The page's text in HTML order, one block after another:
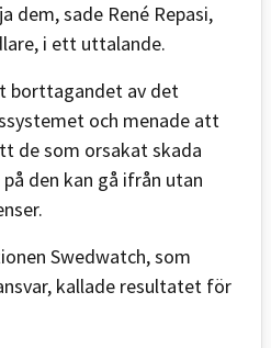
dem, sade René Repasi,
i ett uttalande.
borttagandet av det
och menade att
de som orsakat skada
den kan gå ifrån utan
Swedwatch, som
kallade resultatet för